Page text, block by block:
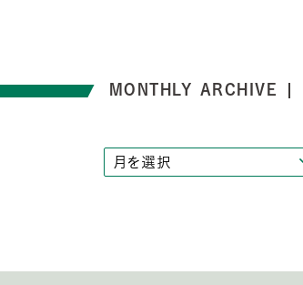
MONTHLY ARCHIVE